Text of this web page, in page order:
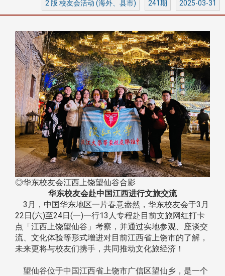
2 版 校友会活动 (海外、县市) 241期 2025-03-31
◎华东校友会江西上饶望仙谷合影
华东校友会赴中国江西进行文旅交流
3月，中国华东地区一片春意盎然，华东校友会于3月
22日(六)至24日(一)一行13人专程赴目前文旅网红打卡
点「江西上饶望仙谷」考察，并通过实地参观、座谈交
流、文化体验等形式增进对目前江西省上饶市的了解，
未来更将与校友们携手，共同推动文化旅经济！
望仙谷位于中国江西省上饶市广信区望仙乡，是一个